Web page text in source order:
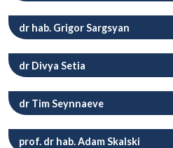
dr hab. Grigor Sargsyan
dr Divya Setia
dr Tim Seynnaeve
prof. dr hab. Adam Skalski